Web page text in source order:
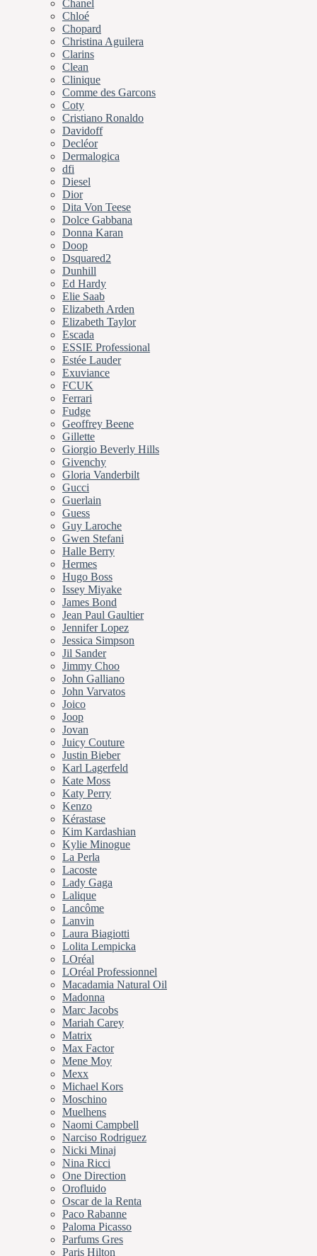
Chanel
Chloé
Chopard
Christina Aguilera
Clarins
Clean
Clinique
Comme des Garcons
Coty
Cristiano Ronaldo
Davidoff
Decléor
Dermalogica
dfi
Diesel
Dior
Dita Von Teese
Dolce Gabbana
Donna Karan
Doop
Dsquared2
Dunhill
Ed Hardy
Elie Saab
Elizabeth Arden
Elizabeth Taylor
Escada
ESSIE Professional
Estée Lauder
Exuviance
FCUK
Ferrari
Fudge
Geoffrey Beene
Gillette
Giorgio Beverly Hills
Givenchy
Gloria Vanderbilt
Gucci
Guerlain
Guess
Guy Laroche
Gwen Stefani
Halle Berry
Hermes
Hugo Boss
Issey Miyake
James Bond
Jean Paul Gaultier
Jennifer Lopez
Jessica Simpson
Jil Sander
Jimmy Choo
John Galliano
John Varvatos
Joico
Joop
Jovan
Juicy Couture
Justin Bieber
Karl Lagerfeld
Kate Moss
Katy Perry
Kenzo
Kérastase
Kim Kardashian
Kylie Minogue
La Perla
Lacoste
Lady Gaga
Lalique
Lancôme
Lanvin
Laura Biagiotti
Lolita Lempicka
LOréal
LOréal Professionnel
Macadamia Natural Oil
Madonna
Marc Jacobs
Mariah Carey
Matrix
Max Factor
Mene Moy
Mexx
Michael Kors
Moschino
Muelhens
Naomi Campbell
Narciso Rodriguez
Nicki Minaj
Nina Ricci
One Direction
Orofluido
Oscar de la Renta
Paco Rabanne
Paloma Picasso
Parfums Gres
Paris Hilton